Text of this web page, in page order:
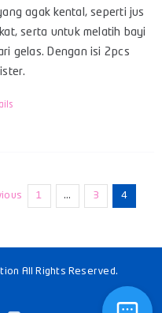
agak kental, seperti jus
serta untuk melatih bayi
gelas. Dengan isi 2pcs
1 … 3 4
All Rights Reserved.